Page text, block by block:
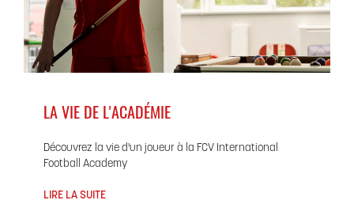
LA VIE DE L'ACADÉMIE
Découvrez la vie d'un joueur à la FCV International
Football Academy
LIRE LA SUITE